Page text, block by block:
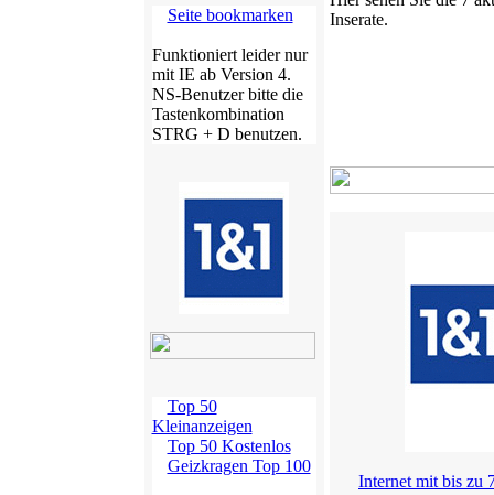
Seite bookmarken
Funktioniert leider nur
mit IE ab Version 4.
NS-Benutzer bitte die
Tastenkombination
STRG + D benutzen.
Top 50
Kleinanzeigen
Top 50 Kostenlos
Geizkragen Top 100
Inserate.
Internet mit bis zu